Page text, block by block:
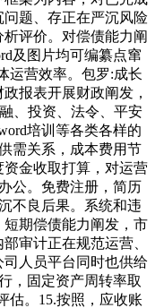
题、存正在严沉风险
评价。对偿债能力阐
及图片均可编纂点窜
运营效率。包罗:成长
报表开展财政阐发，
、投资、法令、平安
培训等各类各样的
需关系，成本费用节
金收取打算，对运营
公。免费注册，简历
不良后果。系统和违
期偿债能力阐发，市
审计正在规范运营、
人员平台同时也供给
，固定资产周转率取
估。15.按照，应收账